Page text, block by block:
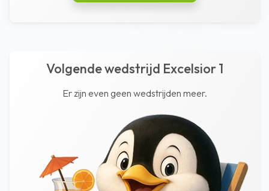
Volgende wedstrijd Excelsior 1
Er zijn even geen wedstrijden meer.